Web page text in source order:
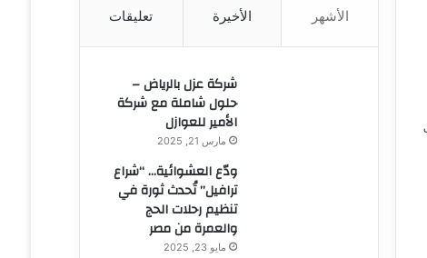
الأشهر الأخيرة تعليقات
شركة عزل بالرياض –
حلول شاملة مع شركة
الأمير للعوازل
مارس 21, 2025
ودّع العشوائية… “شراع
ترافيل” تُحدث ثورة في
تنظيم رحلات الحج
والعمرة من مصر
مايو 23, 2025